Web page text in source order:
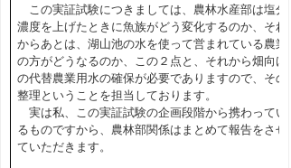
この実証試験につきましては、農林水産部は塩分
濃度を上げたときに魚族がどう変化するのか、それ
からあとは、湖山池の水を使って営まれている農業
の方がどうなるのか、この２点と、それから畑向け
の代替農業用水の確保が必要でありますので、その
整理ということを担当しております。
実は私、この実証試験の企画段階から携わってい
るものですから、農林部関係はまとめて報告をさせ
ていただきます。